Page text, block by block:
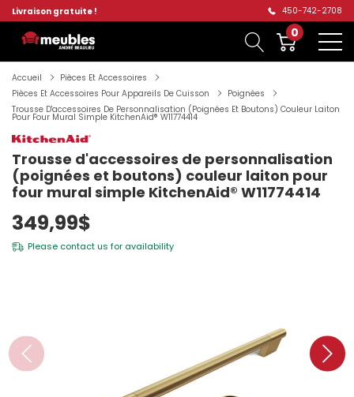
Livraison gratuite ! 450-742-2708
0
Accueil
Pièces Et Accessoires
Pièces Et Accessoires Pour Appareils De Cuisson
Poignées
Trousse D'accessoires De Personnalisation (poignées Et Boutons) Couleur Laiton
Pour Four Mural Simple KitchenAid® W11774414
Trousse d'accessoires de personnalisation
(poignées et boutons) couleur laiton pour
four mural simple KitchenAid® W11774414
349,99$
Please contact us for availability